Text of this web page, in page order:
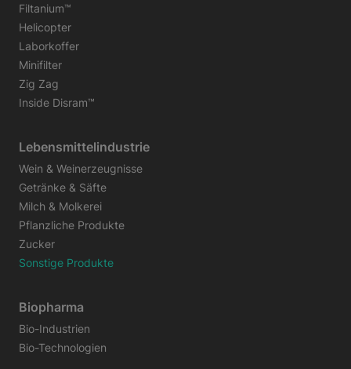
Filtanium™
Helicopter
Laborkoffer
Minifilter
Zig Zag
Inside Disram™
Lebensmittelindustrie
Wein & Weinerzeugnisse
Getränke & Säfte
Milch & Molkerei
Pflanzliche Produkte
Zucker
Sonstige Produkte
Biopharma
Bio-Industrien
Bio-Technologien